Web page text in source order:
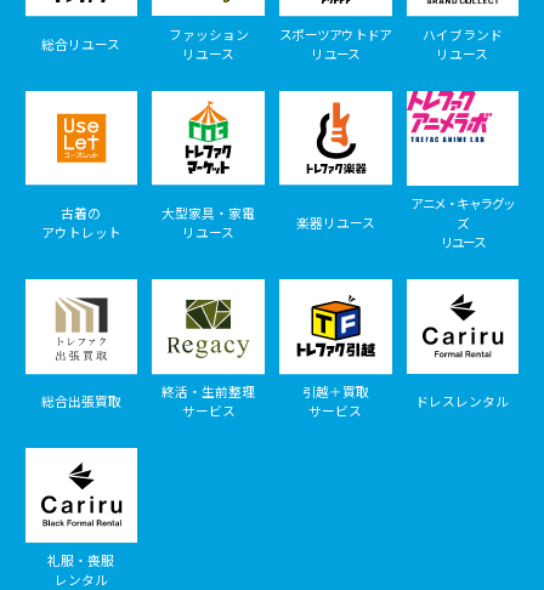
総合リユース
ファッション
リユース
スポーツアウトドア
リユース
ハイブランド
リユース
古着の
アウトレット
大型家具・家電
リユース
楽器リユース
アニメ・キャラグッ
ズ
リユース
総合出張買取
終活・生前整理
サービス
引越＋買取
サービス
ドレスレンタル
礼服・喪服
レンタル